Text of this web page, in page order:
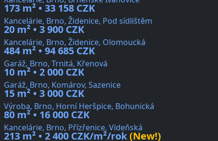
173 m² • 33 158 CZK
Kancelárie, Brno, Židenice, Pod sídlištěm
20 m² • 3 900 CZK
Kancelárie, Brno, Židenice, Olomoucká
484 m² • 94 685 CZK
Garáž, Brno, Trnitá, Křenová
10 m² • 2 000 CZK
Garáž, Brno, Komárov, Sazenice
15 m² • 3 000 CZK
Výroba, Brno, Horní Heršpice, Bohunická
80 m² • 16 000 CZK
Kancelárie, Brno, Přízřenice, Vídeňská
213 m² • 2 400 CZK/m²/rok(New!)